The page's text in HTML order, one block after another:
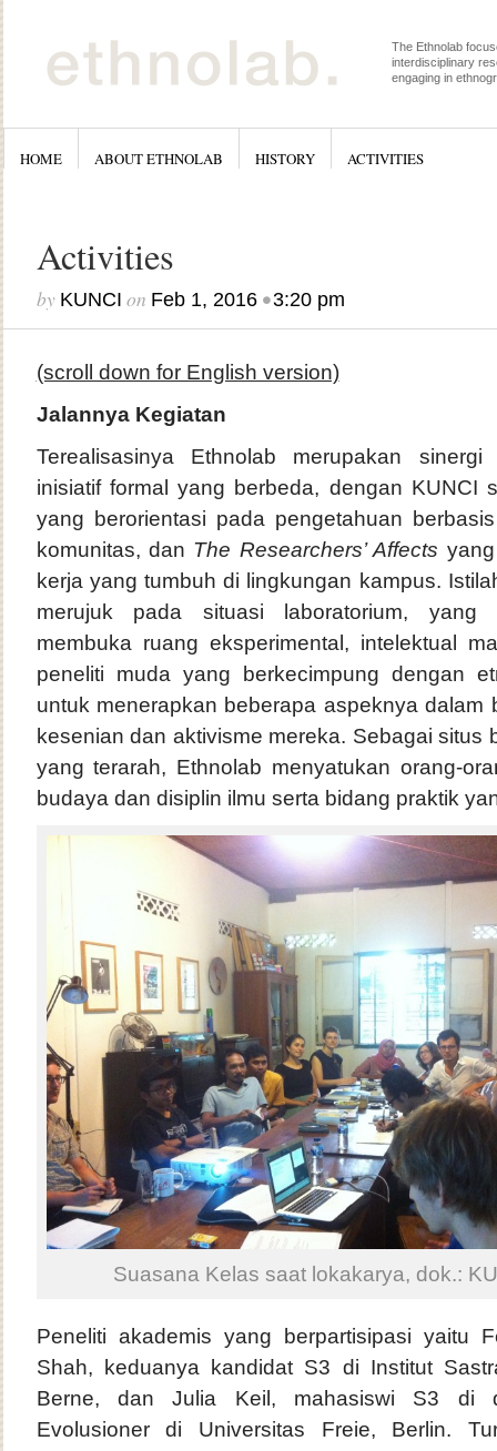
The Ethnolab
interdisciplinary
engaging in
HOME ABOUT ETHNOLAB HISTORY ACTIVITIES
Activities
by KUNCI on Feb 1, 2016•3:20 pm
(scroll down for English version)
Jalannya Kegiatan
Terealisasinya Ethnolab merupakan
inisiatif formal yang berbeda, dengan KUNCI
yang berorientasi pada pengetahuan
komunitas, dan The Researchers’ Affects
kerja yang tumbuh di lingkungan kampus.
merujuk pada situasi laboratorium, yang
membuka ruang eksperimental, intelektual
peneliti muda yang berkecimpung dengan
untuk menerapkan beberapa aspeknya dalam
kesenian dan aktivisme mereka. Sebagai situs
yang terarah, Ethnolab menyatukan orang-
budaya dan disiplin ilmu serta bidang praktik
Suasana Kelas saat lokakarya, dok.:
Peneliti akademis yang berpartisipasi yaitu
Shah, keduanya kandidat S3 di Institut
Berne, dan Julia Keil, mahasiswi S3 di
Evolusioner di Universitas Freie, Berlin.